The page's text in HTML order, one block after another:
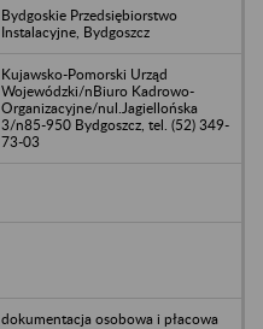
Bydgoskie Przedsiębiorstwo
Instalacyjne, Bydgoszcz
Kujawsko-Pomorski Urząd
Wojewódzki/nBiuro Kadrowo-
Organizacyjne/nul.Jagiellońska
3/n85-950 Bydgoszcz, tel. (52) 349-
73-03
dokumentacja osobowa i płacowa